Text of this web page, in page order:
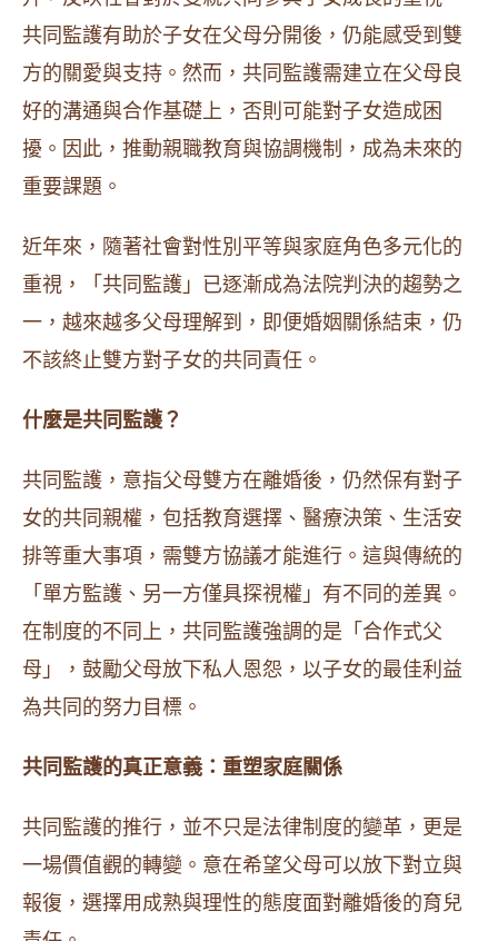
共同監護有助於子女在父母分開後，仍能感受到雙
方的關愛與支持。​然而，共同監護需建立在父母良
好的溝通與合作基礎上，否則可能對子女造成困
擾。因此，推動親職教育與協調機制，成為未來的
重要課題。​
近年來，隨著社會對性別平等與家庭角色多元化的
重視，「共同監護」已逐漸成為法院判決的趨勢之
一，越來越多父母理解到，即便婚姻關係結束，仍
不該終止雙方對子女的共同責任。
什麼是共同監護？
共同監護，意指父母雙方在離婚後，仍然保有對子
女的共同親權，包括教育選擇、醫療決策、生活安
排等重大事項，需雙方協議才能進行。這與傳統的
「單方監護、另一方僅具探視權」有不同的差異。
在制度的不同上，共同監護強調的是「合作式父
母」，鼓勵父母放下私人恩怨，以子女的最佳利益
為共同的努力目標。
共同監護的真正意義：重塑家庭關係
共同監護的推行，並不只是法律制度的變革，更是
一場價值觀的轉變。意在希望父母可以放下對立與
報復，選擇用成熟與理性的態度面對離婚後的育兒